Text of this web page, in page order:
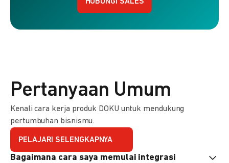
HUBUNGI SALES
Pertanyaan Umum
Kenali cara kerja produk DOKU untuk mendukung
pertumbuhan bisnismu.
PELAJARI SELENGKAPNYA
Bagaimana cara saya memulai integrasi